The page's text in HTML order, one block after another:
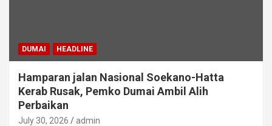
DUMAI HEADLINE
Hamparan jalan Nasional Soekano-Hatta
Kerab Rusak, Pemko Dumai Ambil Alih
Perbaikan
July 30, 2026 admin